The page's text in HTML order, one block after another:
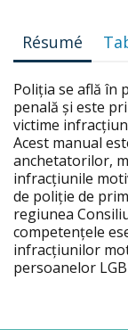
Résumé
Poliția se află în
penală și este
victime
Acest manual
anchetatorilor,
infracțiunile
de poliție de
regiunea
competențele
infracțiunilor
persoanelor